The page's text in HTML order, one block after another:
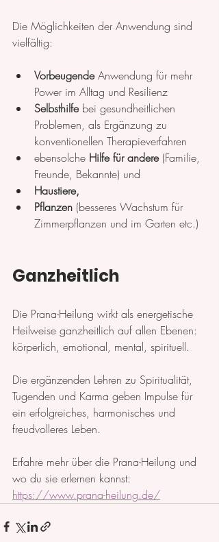
Die Möglichkeiten der Anwendung sind
vielfältig:
Vorbeugende Anwendung für mehr
Power im Alltag und Resilienz
Selbsthilfe bei gesundheitlichen
Problemen, als Ergänzung zu
konventionellen Therapieverfahren
ebensolche Hilfe für andere (Familie,
Freunde, Bekannte) und
Haustiere,
Pflanzen (besseres Wachstum für
Zimmerpflanzen und im Garten etc.)
Ganzheitlich
Die Prana-Heilung wirkt als energetische
Heilweise ganzheitlich auf allen Ebenen:
körperlich, emotional, mental, spirituell.
Die ergänzenden Lehren zu Spiritualität,
Tugenden und Karma geben Impulse für
ein erfolgreiches, harmonisches und
freudvolleres Leben.
Erfahre mehr über die Prana-Heilung und
wo du sie erlernen kannst:
https://www.prana-heilung.de/